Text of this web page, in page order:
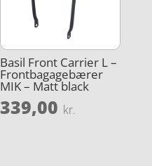
Basil Front Carrier L –
Frontbagagebærer
MIK – Matt black
339,00 kr.